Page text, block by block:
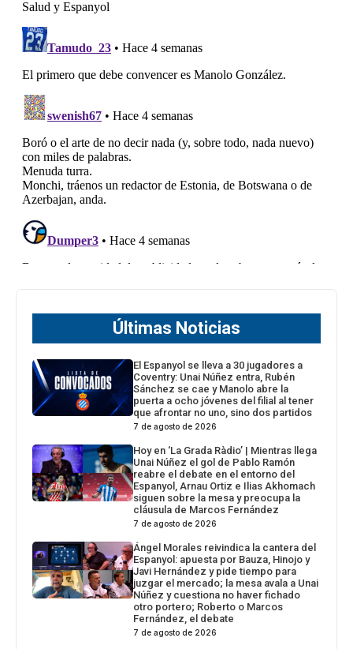
Últimas Noticias
El Espanyol se lleva a 30 jugadores a
Coventry: Unai Núñez entra, Rubén
Sánchez se cae y Manolo abre la
puerta a ocho jóvenes del filial al tener
que afrontar no uno, sino dos partidos
7 de agosto de 2026
Hoy en ‘La Grada Ràdio’ | Mientras llega
Unai Núñez el gol de Pablo Ramón
reabre el debate en el entorno del
Espanyol, Arnau Ortiz e Ilias Akhomach
siguen sobre la mesa y preocupa la
cláusula de Marcos Fernández
7 de agosto de 2026
Ángel Morales reivindica la cantera del
Espanyol: apuesta por Bauza, Hinojo y
Javi Hernández y pide tiempo para
juzgar el mercado; la mesa avala a Unai
Núñez y cuestiona no haver fichado
otro portero; Roberto o Marcos
Fernández, el debate
7 de agosto de 2026